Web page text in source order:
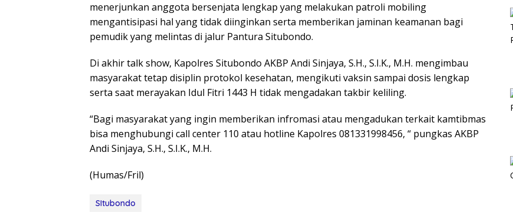
menerjunkan anggota bersenjata lengkap yang melakukan patroli mobiling
mengantisipasi hal yang tidak diinginkan serta memberikan jaminan keamanan bagi
pemudik yang melintas di jalur Pantura Situbondo.
Di akhir talk show, Kapolres Situbondo AKBP Andi Sinjaya, S.H., S.I.K., M.H. mengimbau
masyarakat tetap disiplin protokol kesehatan, mengikuti vaksin sampai dosis lengkap
serta saat merayakan Idul Fitri 1443 H tidak mengadakan takbir keliling.
“Bagi masyarakat yang ingin memberikan infromasi atau mengadukan terkait kamtibmas
bisa menghubungi call center 110 atau hotline Kapolres 081331998456, “ pungkas AKBP
Andi Sinjaya, S.H., S.I.K., M.H.
(Humas/Fril)
SItubondo